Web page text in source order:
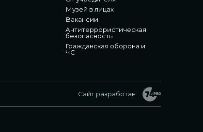
Музей в лицах
Вакансии
Антитеррористическая
безопасность
Гражданская оборона и
ЧС
Сайт разработан